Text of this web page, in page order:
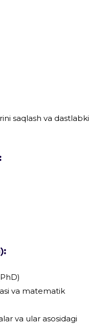
saqlash va dastlabki
va matematik
va ular asosidagi